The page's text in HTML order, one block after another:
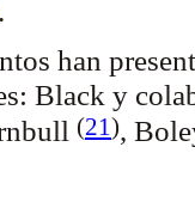
.
han
Black y
(21),